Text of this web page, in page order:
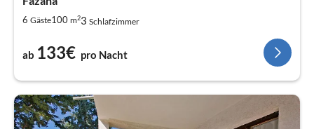
6 Gäste100 m23 Schlafzimmer
ab 133€ pro Nacht